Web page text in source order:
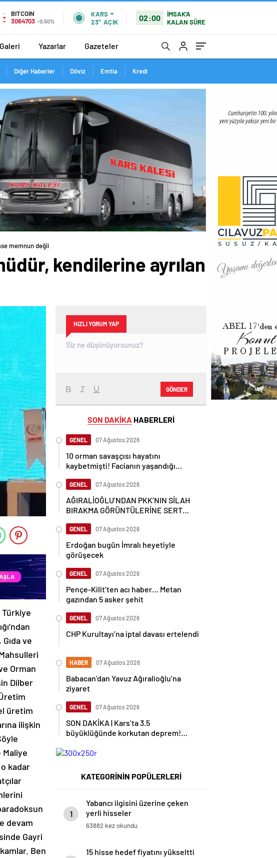
BITCOIN
3064703 -0,50%
KARS
23° AÇIK 02:00
İMSAK'A
KALAN SÜRE
Yazarlar Gazeteler
Diğer Haberler Döviz Emtia Kredi
memnun değil
kendilerine ayrılan
Türkiye
ve
Orman
Dilber
üretim
ilişkin
Maliye
kadar
devam
Gayri
Ben
HIZLI YORUM YAP
GÖNDER
SON DAKİKA HABERLERİ
GENEL 07 Ağustos 2026
10 orman savaşçısı hayatını
kaybetmişti! Facianın yaşandığı
GENEL 07 Ağustos 2026
AĞIRALİOĞLU’NDAN PKK’NIN SİLAH
BIRAKMA GÖRÜNTÜLERİNE SERT
GENEL 07 Ağustos 2026
Erdoğan bugün İmralı heyetiyle
görüşecek
GENEL 07 Ağustos 2026
Pençe-Kilit’ten acı haber… Metan
gazından 5 asker şehit
GENEL 07 Ağustos 2026
CHP Kurultayı’na iptal davası ertelendi
HABER 07 Ağustos 2026
Babacan’dan Yavuz Ağıralioğlu’na
ziyaret
GENEL 07 Ağustos 2026
SON DAKİKA | Kars’ta 3.5
büyüklüğünde korkutan deprem!
KATEGORİNİN POPÜLERLERİ
1
Yabancı ilgisini üzerine çeken
yerli hisseler
63882 kez okundu
15 hisse hedef fiyatını yükseltti